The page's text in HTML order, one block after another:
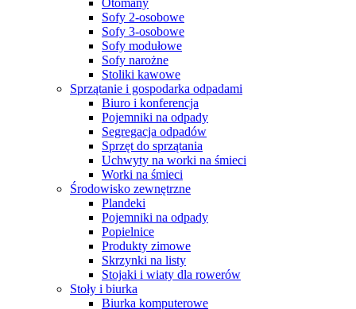
Sofy 2-osobowe
Sofy 3-osobowe
Sofy modułowe
Sofy narożne
Stoliki kawowe
Sprzątanie i gospodarka odpadami
Biuro i konferencja
Pojemniki na odpady
Segregacja odpadów
Sprzęt do sprzątania
Uchwyty na worki na śmieci
Worki na śmieci
Środowisko zewnętrzne
Plandeki
Pojemniki na odpady
Popielnice
Produkty zimowe
Skrzynki na listy
Stojaki i wiaty dla rowerów
Stoły i biurka
Biurka komputerowe